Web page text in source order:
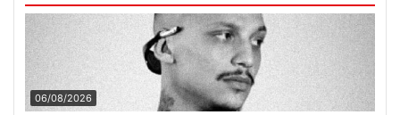
06/08/2026